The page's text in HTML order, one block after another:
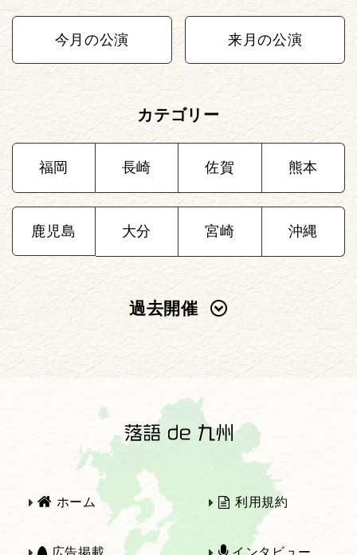
今月の公演 来月の公演
カテゴリー
福岡 長崎 佐賀 熊本
鹿児島 大分 宮崎 沖縄
過去開催
2025年 2024年
2022年
2021年 2020年
2019年 2018年
ホーム 利用規約
広告掲載 インタビュー